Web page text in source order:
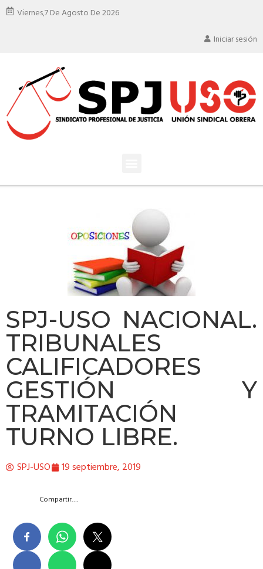
Viernes,7 De Agosto De 2026
Iniciar sesión
SPJ-USO NACIONAL.
TRIBUNALES
CALIFICADORES
GESTIÓN Y
TRAMITACIÓN
TURNO LIBRE.
SPJ-USO 19 septiembre, 2019
Compartir….